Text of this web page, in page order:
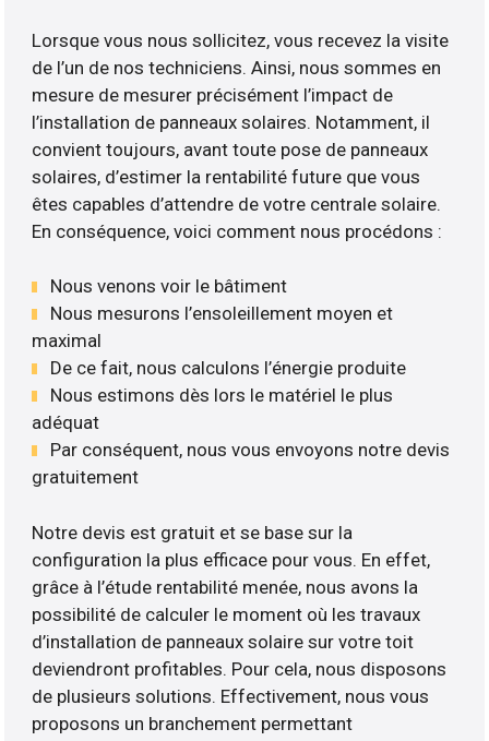
Lorsque vous nous sollicitez, vous recevez la visite
de l’un de nos techniciens. Ainsi, nous sommes en
mesure de mesurer précisément l’impact de
l’installation de panneaux solaires. Notamment, il
convient toujours, avant toute pose de panneaux
solaires, d’estimer la rentabilité future que vous
êtes capables d’attendre de votre centrale solaire.
En conséquence, voici comment nous procédons :
Nous venons voir le bâtiment
Nous mesurons l’ensoleillement moyen et
maximal
De ce fait, nous calculons l’énergie produite
Nous estimons dès lors le matériel le plus
adéquat
Par conséquent, nous vous envoyons notre devis
gratuitement
Notre devis est gratuit et se base sur la
configuration la plus efficace pour vous. En effet,
grâce à l’étude rentabilité menée, nous avons la
possibilité de calculer le moment où les travaux
d’installation de panneaux solaire sur votre toit
deviendront profitables. Pour cela, nous disposons
de plusieurs solutions. Effectivement, nous vous
proposons un branchement permettant